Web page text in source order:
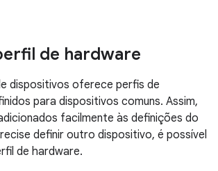
de hardware
dispositivos oferece perfis de
para dispositivos comuns. Assim,
facilmente às definições do
definir outro dispositivo, é possível
de hardware.